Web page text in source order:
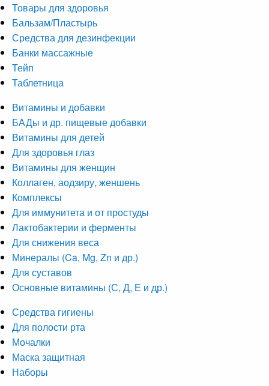
Товары для здоровья
Бальзам/Пластырь
Средства для дезинфекции
Банки массажные
Тейп
Таблетница
Витамины и добавки
БАДы и др. пищевые добавки
Витамины для детей
Для здоровья глаз
Витамины для женщин
Коллаген, аодзиру, женшень
Комплексы
Для иммунитета и от простуды
Лактобактерии и ферменты
Для снижения веса
Минералы (Ca, Mg, Zn и др.)
Для суставов
Основные витамины (С, Д, Е и др.)
Средства гигиены
Для полости рта
Мочалки
Маска защитная
Наборы